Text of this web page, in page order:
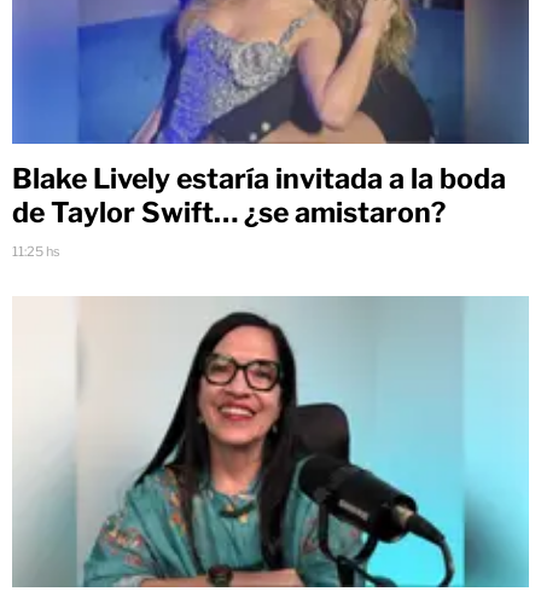
Blake Lively estaría invitada a la boda
de Taylor Swift… ¿se amistaron?
11:25 hs